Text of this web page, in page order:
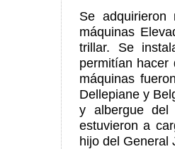
Se adquirieron
máquinas
trillar. Se
permitían
máquinas
Dellepiane y
y albergue del
estuvieron a
hijo del General